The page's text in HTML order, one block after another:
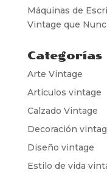
Máquinas de
Vintage que
Categorías
Arte Vintage
Artículos vintage
Calzado Vintage
Decoración
Diseño vintage
Estilo de vida